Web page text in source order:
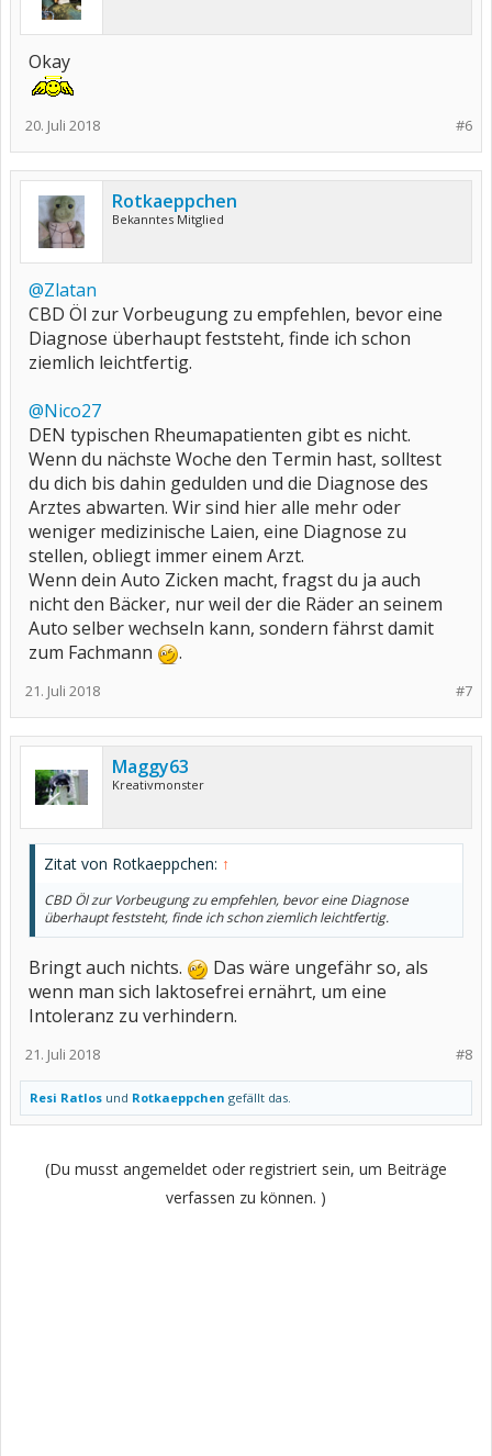
Okay
#6
20. Juli 2018
Rotkaeppchen
Bekanntes Mitglied
@Zlatan
CBD Öl zur Vorbeugung zu empfehlen, bevor eine
Diagnose überhaupt feststeht, finde ich schon
ziemlich leichtfertig.
@Nico27
DEN typischen Rheumapatienten gibt es nicht.
Wenn du nächste Woche den Termin hast, solltest
du dich bis dahin gedulden und die Diagnose des
Arztes abwarten. Wir sind hier alle mehr oder
weniger medizinische Laien, eine Diagnose zu
stellen, obliegt immer einem Arzt.
Wenn dein Auto Zicken macht, fragst du ja auch
nicht den Bäcker, nur weil der die Räder an seinem
Auto selber wechseln kann, sondern fährst damit
zum Fachmann
.
#7
21. Juli 2018
Maggy63
Kreativmonster
Zitat von Rotkaeppchen: ↑
CBD Öl zur Vorbeugung zu empfehlen, bevor eine Diagnose
überhaupt feststeht, finde ich schon ziemlich leichtfertig.
Bringt auch nichts.
Das wäre ungefähr so, als
wenn man sich laktosefrei ernährt, um eine
Intoleranz zu verhindern.
#8
21. Juli 2018
Resi Ratlos und Rotkaeppchen gefällt das.
(Du musst angemeldet oder registriert sein, um Beiträge
verfassen zu können. )